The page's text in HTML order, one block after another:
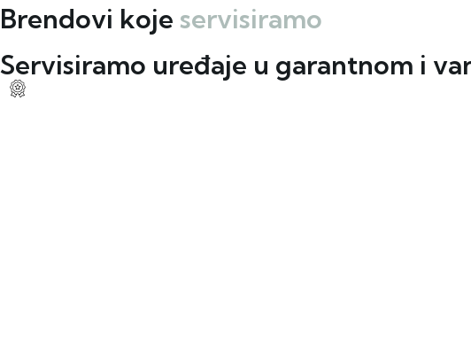
Brendovi koje servisiramo
Servisiramo uređaje u garantnom i